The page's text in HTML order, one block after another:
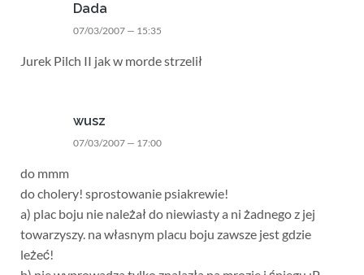
Dada
07/03/2007 — 15:35
Jurek Pilch II jak w morde strzelił
wusz
07/03/2007 — 17:00
do mmm
do cholery! sprostowanie psiakrewie!
a) plac boju nie należał do niewiasty a ni żadnego z jej
towarzyszy. na własnym placu boju zawsze jest gdzie
leżeć!